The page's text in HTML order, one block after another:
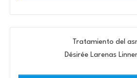
Tratamiento del
Désirée Larenas